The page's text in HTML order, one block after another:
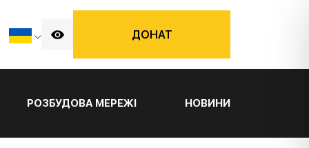
ДОНАТ
РОЗБУДОВА МЕРЕЖІ НОВИНИ